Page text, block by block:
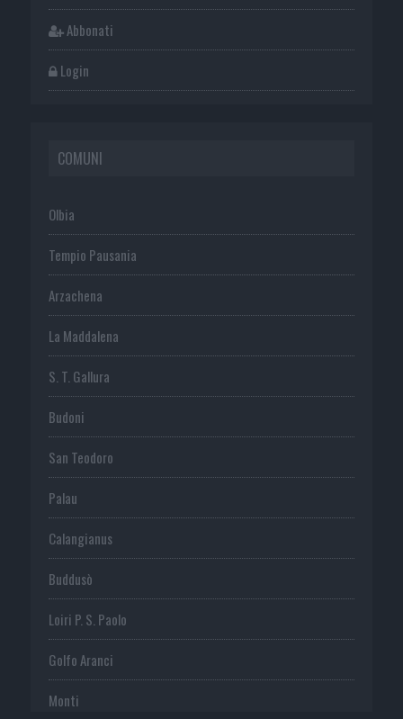
Abbonati
Login
COMUNI
Olbia
Tempio Pausania
Arzachena
La Maddalena
S. T. Gallura
Budoni
San Teodoro
Palau
Calangianus
Buddusò
Loiri P. S. Paolo
Golfo Aranci
Monti